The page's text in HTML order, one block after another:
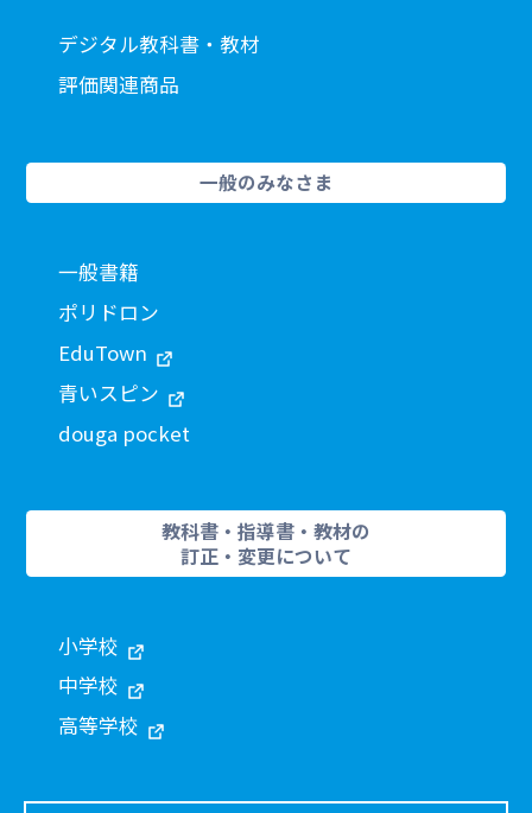
デジタル教科書・教材
評価関連商品
一般のみなさま
一般書籍
ポリドロン
EduTown
青いスピン
douga pocket
教科書・指導書・教材の
訂正・変更について
小学校
中学校
高等学校